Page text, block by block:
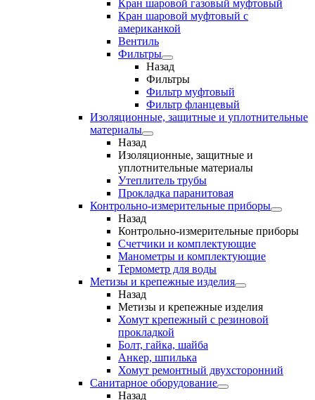
Кран шаровой газовый муфтовый
Кран шаровой муфтовый с
американкой
Вентиль
Фильтры
Назад
Фильтры
Фильтр муфтовый
Фильтр фланцевый
Изоляционные, защитные и уплотнительные
материалы
Назад
Изоляционные, защитные и
уплотнительные материалы
Утеплитель трубы
Прокладка паранитовая
Контрольно-измерительные приборы
Назад
Контрольно-измерительные приборы
Счетчики и комплектующие
Манометры и комплектующие
Термометр для воды
Метизы и крепежные изделия
Назад
Метизы и крепежные изделия
Хомут крепежный с резиновой
прокладкой
Болт, гайка, шайба
Анкер, шпилька
Хомут ремонтный двухсторонний
Санитарное оборудование
Назад